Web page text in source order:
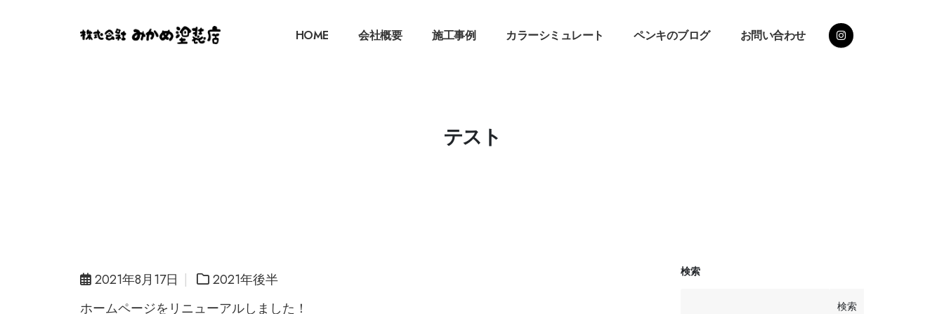
HOME 会社概要 施工事例 カラーシミュレート ペンキのブログ お問い合わせ
テスト
2021年8月17日
2021年後半
ホームページをリニューアルしました！
検索
検索